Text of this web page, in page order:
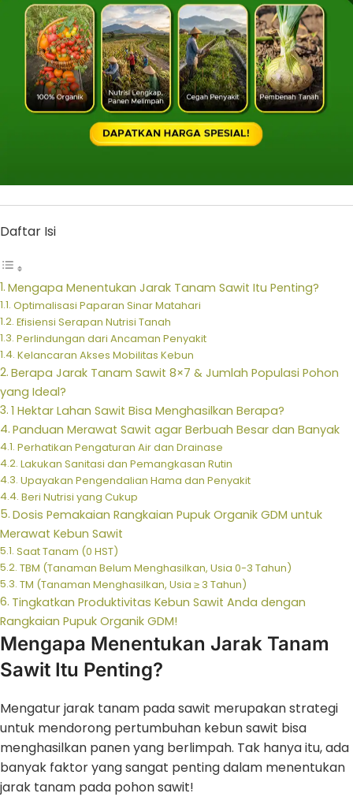
Daftar Isi
Mengapa Menentukan Jarak Tanam Sawit Itu Penting?
Optimalisasi Paparan Sinar Matahari
Efisiensi Serapan Nutrisi Tanah
Perlindungan dari Ancaman Penyakit
Kelancaran Akses Mobilitas Kebun
Berapa Jarak Tanam Sawit 8×7 & Jumlah Populasi Pohon
yang Ideal?
1 Hektar Lahan Sawit Bisa Menghasilkan Berapa?
Panduan Merawat Sawit agar Berbuah Besar dan Banyak
Perhatikan Pengaturan Air dan Drainase
Lakukan Sanitasi dan Pemangkasan Rutin
Upayakan Pengendalian Hama dan Penyakit
Beri Nutrisi yang Cukup
Dosis Pemakaian Rangkaian Pupuk Organik GDM untuk
Merawat Kebun Sawit
Saat Tanam (0 HST)
TBM (Tanaman Belum Menghasilkan, Usia 0-3 Tahun)
TM (Tanaman Menghasilkan, Usia ≥ 3 Tahun)
Tingkatkan Produktivitas Kebun Sawit Anda dengan
Rangkaian Pupuk Organik GDM!
Mengapa Menentukan Jarak Tanam
Sawit Itu Penting?
Mengatur jarak tanam pada sawit merupakan strategi
untuk mendorong pertumbuhan kebun sawit bisa
menghasilkan panen yang berlimpah. Tak hanya itu, ada
banyak faktor yang sangat penting dalam menentukan
jarak tanam pada pohon sawit!